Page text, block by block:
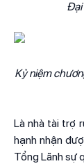
Đại
Kỷ niệm
Là nhà tài trợ
hạnh nhận
Tổng Lãnh sự